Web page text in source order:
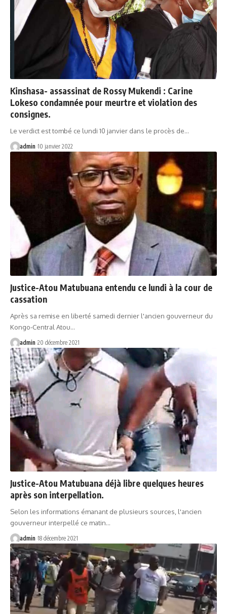
Kinshasa- assassinat de Rossy Mukendi : Carine
Lokeso condamnée pour meurtre et violation des
consignes.
Le verdict est tombé ce lundi 10 janvier dans le procès de…
admin 10 janvier 2022
Justice-Atou Matubuana entendu ce lundi à la cour de
cassation
Après sa remise en liberté samedi dernier l'ancien gouverneur du
Kongo-Central Atou…
admin 20 décembre 2021
Justice-Atou Matubuana déjà libre quelques heures
après son interpellation.
Selon les informations émanant de plusieurs sources, l'ancien
gouverneur interpellé ce matin…
admin 18 décembre 2021